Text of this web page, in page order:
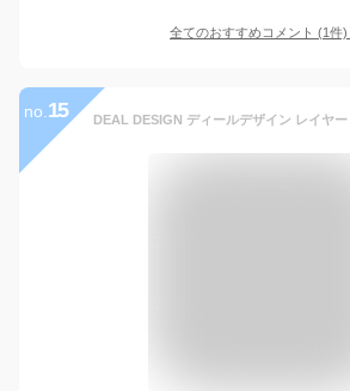
全てのおすすめコメント (1件)
no. 15